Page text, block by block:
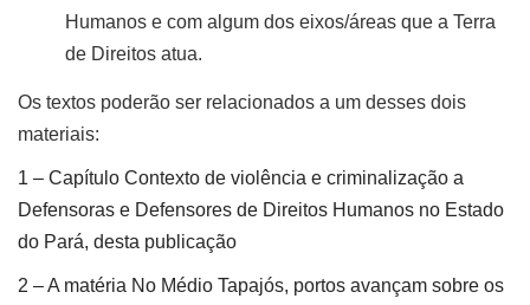
Humanos e com algum dos eixos/áreas que a Terra
de Direitos atua.
Os textos poderão ser relacionados a um desses dois
materiais:
1 – Capítulo Contexto de violência e criminalização a
Defensoras e Defensores de Direitos Humanos no Estado
do Pará, desta publicação
2 – A matéria No Médio Tapajós, portos avançam sobre os